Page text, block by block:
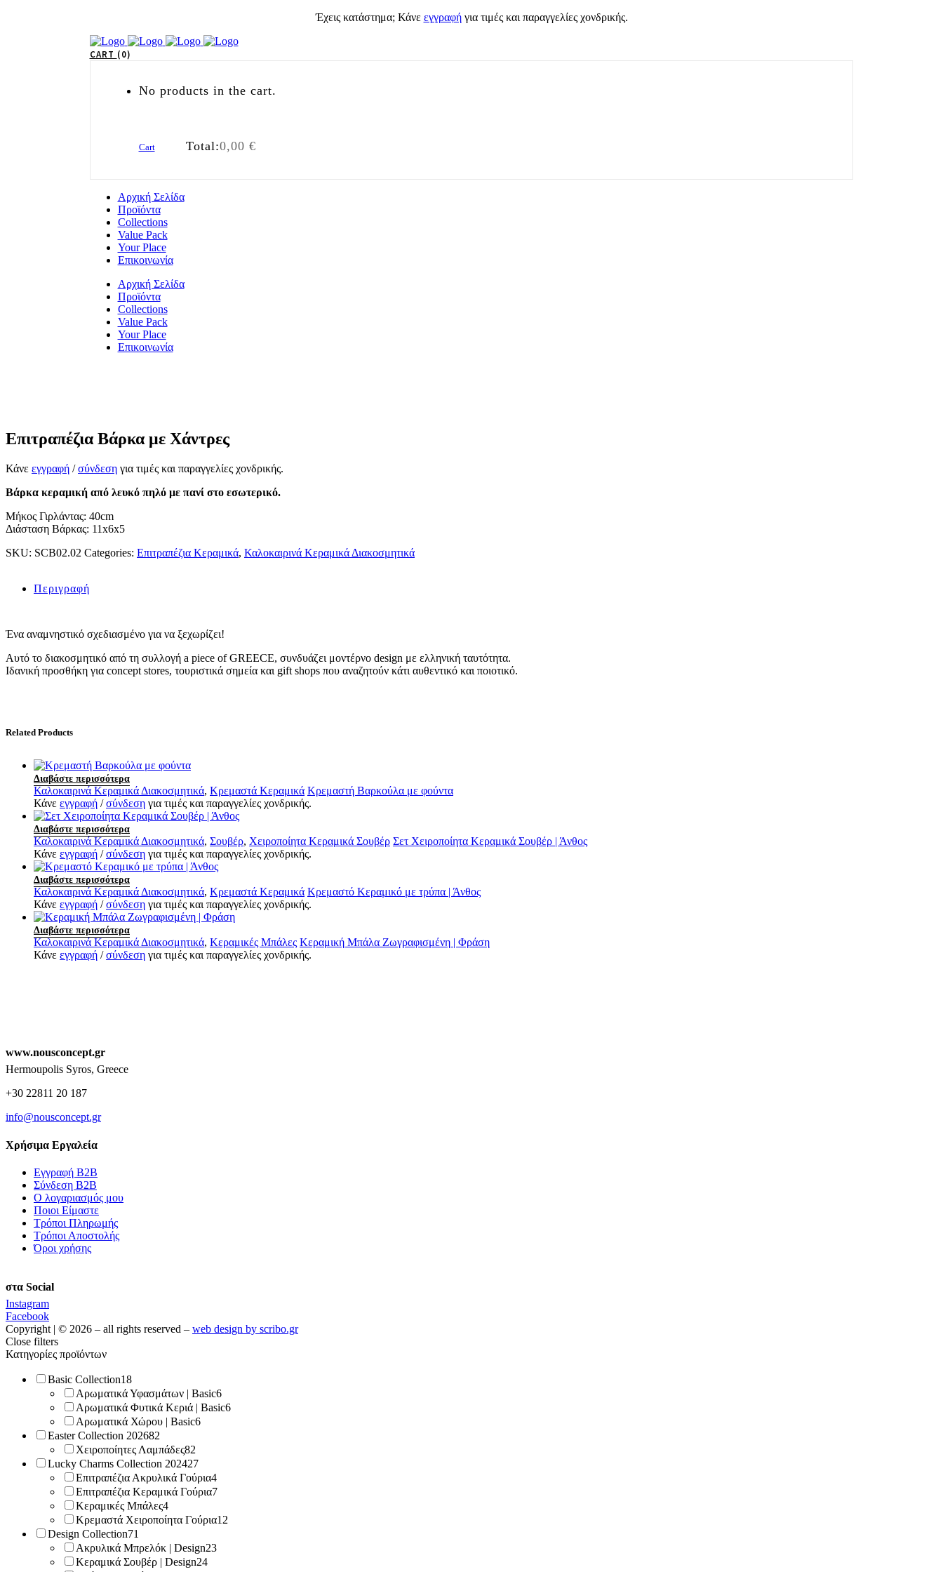
Έχεις κατάστημα; Κάνε εγγραφήγια τιμές και παραγγελίες χονδρικής.
CART 0
No products in the cart.
Cart Total:0,00 €
Αρχική Σελίδα
Προϊόντα
Collections
Value Pack
Your Place
Επικοινωνία
Αρχική Σελίδα
Προϊόντα
Collections
Value Pack
Your Place
Επικοινωνία
Επιτραπέζια Βάρκα με Χάντρες
Κάνε εγγραφή /σύνδεση για τιμές και παραγγελίες χονδρικής.
Βάρκα κεραμική από λευκό πηλό με πανί στο εσωτερικό.
Μήκος Γιρλάντας: 40cm
Διάσταση Βάρκας: 11x6x5
SKU: SCB02.02 Categories: Επιτραπέζια Κεραμικά, Καλοκαιρινά Κεραμικά Διακοσμητικά
Περιγραφή
Ένα αναμνηστικό σχεδιασμένο για να ξεχωρίζει!
Αυτό το διακοσμητικό από τη συλλογή a piece of GREECE, συνδυάζει μοντέρνο design με ελληνική ταυτότητα.
Ιδανική προσθήκη για concept stores, τουριστικά σημεία και gift shops που αναζητούν κάτι αυθεντικό και πoιοτικό.
Related Products
Διαβάστε περισσότερα
Καλοκαιρινά Κεραμικά Διακοσμητικά, Κρεμαστά Κεραμικά Κρεμαστή Βαρκούλα με φούντα
Κάνε εγγραφή /σύνδεση για τιμές και παραγγελίες χονδρικής.
Διαβάστε περισσότερα
Καλοκαιρινά Κεραμικά Διακοσμητικά, Σουβέρ, Χειροποίητα Κεραμικά Σουβέρ Σετ Χειροποίητα Κεραμικά Σουβέρ | Άνθος
Κάνε εγγραφή /σύνδεση για τιμές και παραγγελίες χονδρικής.
Διαβάστε περισσότερα
Καλοκαιρινά Κεραμικά Διακοσμητικά, Κρεμαστά Κεραμικά Κρεμαστό Κεραμικό με τρύπα | Άνθος
Κάνε εγγραφή /σύνδεση για τιμές και παραγγελίες χονδρικής.
Διαβάστε περισσότερα
Καλοκαιρινά Κεραμικά Διακοσμητικά, Κεραμικές Μπάλες Κεραμική Μπάλα Ζωγραφισμένη | Φράση
Κάνε εγγραφή /σύνδεση για τιμές και παραγγελίες χονδρικής.
www.nousconcept.gr
Hermoupolis Syros, Greece
+30 22811 20 187
info@nousconcept.gr
Χρήσιμα Εργαλεία
Εγγραφή Β2Β
Σύνδεση Β2Β
Ο λογαριασμός μου
Ποιοι Είμαστε
Τρόποι Πληρωμής
Τρόποι Αποστολής
Όροι χρήσης
στα Social
Instagram
Facebook
Copyright | © 2026 – all rights reserved – web design by scribo.gr
Close filters
Κατηγορίες προϊόντων
Basic Collection18
Αρωματικά Υφασμάτων | Basic6
Αρωματικά Φυτικά Κεριά | Basic6
Αρωματικά Χώρου | Basic6
Easter Collection 202682
Χειροποίητες Λαμπάδες82
Lucky Charms Collection 202427
Επιτραπέζια Ακρυλικά Γούρια4
Επιτραπέζια Κεραμικά Γούρια7
Κεραμικές Μπάλες4
Κρεμαστά Χειροποίητα Γούρια12
Design Collection71
Ακρυλικά Μπρελόκ | Design23
Κεραμικά Σουβέρ | Design24